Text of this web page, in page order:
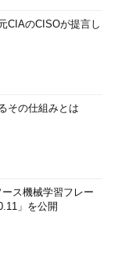
のCISOが提言し
その仕組みとは
ス機械学習フレー
」を公開